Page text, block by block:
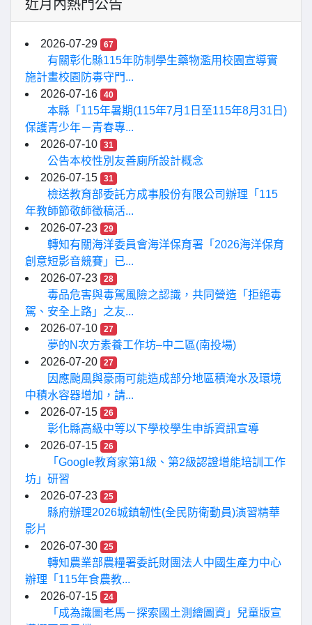
近月內熱門公告
2026-07-29 67
有關彰化縣115年防制學生藥物濫用校園宣導實
施計畫校園防毒守門...
2026-07-16
40
本縣「115年暑期(115年7月1日至115年8月31日)
保護青少年－青春專...
2026-07-10
31
公告本校性別友善廁所設計概念
2026-07-15
31
檢送教育部委託方成事股份有限公司辦理「115
年教師節敬師徵稿活...
2026-07-23
29
轉知有關海洋委員會海洋保育署「2026海洋保育
創意短影音競賽」已...
2026-07-23
28
毒品危害與毒駕風險之認識，共同營造「拒絕毒
駕、安全上路」之友...
2026-07-10
27
夢的N次方素養工作坊–中二區(南投場)
2026-07-20
27
因應颱風與豪雨可能造成部分地區積淹水及環境
中積水容器增加，請...
2026-07-15
26
彰化縣高級中等以下學校學生申訴資訊宣導
2026-07-15
26
「Google教育家第1級、第2級認證增能培訓工作
坊」研習
2026-07-23
25
縣府辦理2026城鎮韌性(全民防衛動員)演習精華
影片
2026-07-30
25
轉知農業部農糧署委託財團法人中國生產力中心
辦理「115年食農教...
2026-07-15
24
「成為識圖老馬－探索國土測繪圖資」兒童版宣